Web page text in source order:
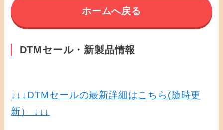
ホームへ戻る
DTMセール・新製品情報
↓↓↓ DTMセールの最新詳細はこちら(随時更
新） ↓↓↓